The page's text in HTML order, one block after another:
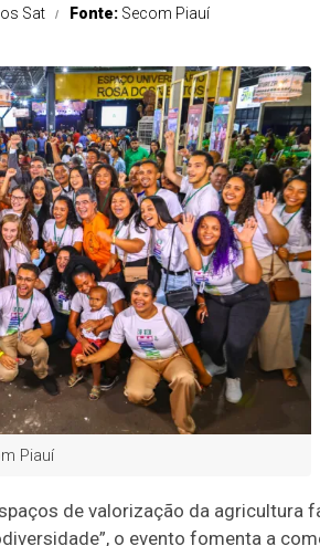
Sat Fonte: Secom Piauí
Piauí
de valorização da agricultura
o evento fomenta a